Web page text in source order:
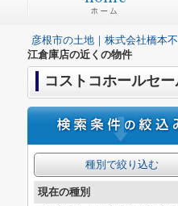
彦根市の土地｜株式会社橋本
江倉庫店の近くの物件
コストコホールセ
種別で絞り込む
現在の種別